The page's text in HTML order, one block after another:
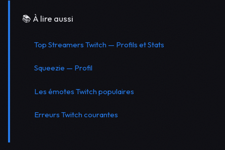
📚 À lire aussi
Top Streamers Twitch — Profils et Stats
Squeezie — Profil
Les émotes Twitch populaires
Erreurs Twitch courantes